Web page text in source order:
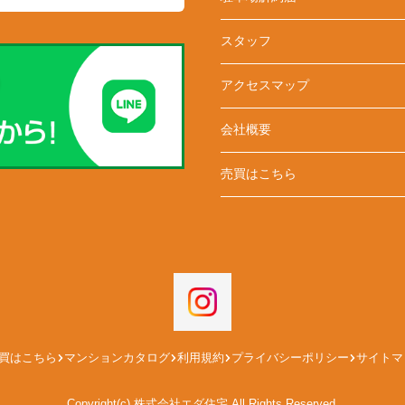
スタッフ
アクセスマップ
会社概要
売買はこちら
はこちら マンションカタログ 利用規約 プライバシーポリシー サイト